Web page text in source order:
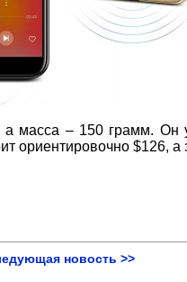
масса – 150 грамм. Он
ориентировочно $126,
новость >>